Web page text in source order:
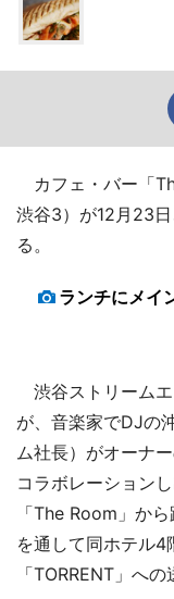
カフェ・バー「
渋谷3）が12月23
る。
ランチにメイ
渋谷ストリームエ
が、音楽家でDJの
ム社長）がオーナ
コラボレーション
「The Room」か
を通して同ホテル
「TORRENT」への